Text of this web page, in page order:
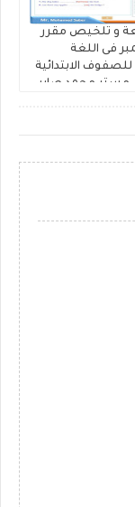
و تلخيص مقرر
فى اللغة
للصفوف الابتدائية
مستر محمد صابر